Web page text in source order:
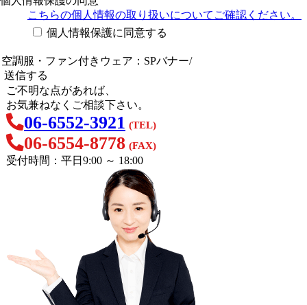
こちらの個人情報の取り扱いについてご確認ください。
個人情報保護に同意する
ご不明な点があれば、
お気兼ねなくご相談下さい。
06-6552-3921 (TEL)
06-6554-8778 (FAX)
受付時間：平日9:00 ～ 18:00